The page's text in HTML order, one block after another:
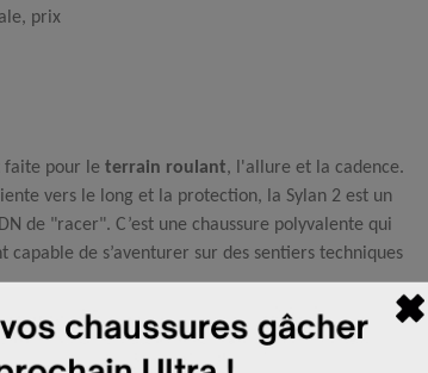
prix
faite pour le terrain roulant, l'allure et la cadence.
vers le long et la protection, la Sylan 2 est un
de "racer". C’est une chaussure polyvalente qui
de s’aventurer sur des sentiers techniques